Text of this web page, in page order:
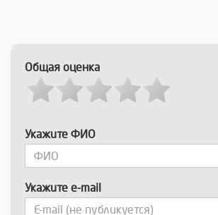
Общая оценка
Укажите ФИО
Укажите e-mail